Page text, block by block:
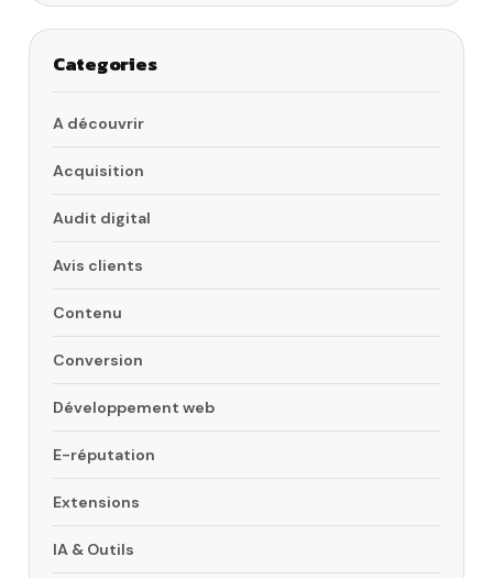
Categories
A découvrir
Acquisition
Audit digital
Avis clients
Contenu
Conversion
Développement web
E-réputation
Extensions
IA & Outils